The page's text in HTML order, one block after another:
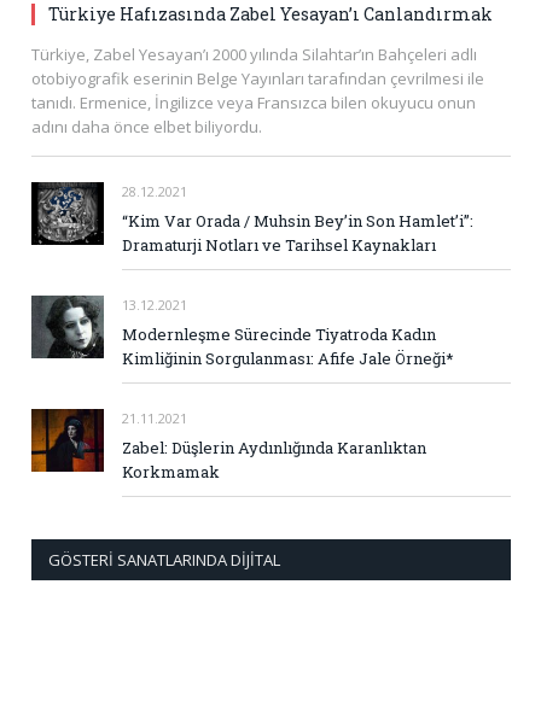
Türkiye Hafızasında Zabel Yesayan’ı Canlandırmak
Türkiye, Zabel Yesayan’ı 2000 yılında Silahtar’ın Bahçeleri adlı
otobiyografik eserinin Belge Yayınları tarafından çevrilmesi ile
tanıdı. Ermenice, İngilizce veya Fransızca bilen okuyucu onun
adını daha önce elbet biliyordu.
28.12.2021
“Kim Var Orada / Muhsin Bey’in Son Hamlet’i”:
Dramaturji Notları ve Tarihsel Kaynakları
13.12.2021
Modernleşme Sürecinde Tiyatroda Kadın
Kimliğinin Sorgulanması: Afife Jale Örneği*
21.11.2021
Zabel: Düşlerin Aydınlığında Karanlıktan
Korkmamak
GÖSTERI SANATLARINDA DIJITAL